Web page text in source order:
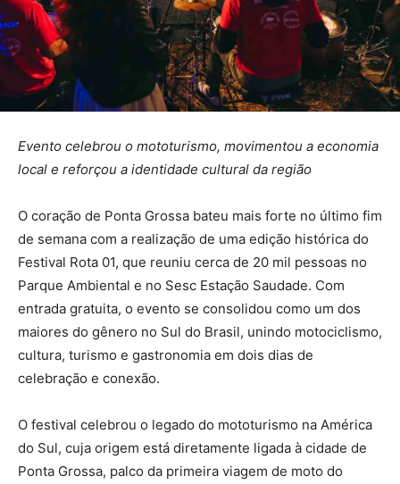
Evento celebrou o mototurismo, movimentou a economia
local e reforçou a identidade cultural da região
O coração de Ponta Grossa bateu mais forte no último fim
de semana com a realização de uma edição histórica do
Festival Rota 01, que reuniu cerca de 20 mil pessoas no
Parque Ambiental e no Sesc Estação Saudade. Com
entrada gratuita, o evento se consolidou como um dos
maiores do gênero no Sul do Brasil, unindo motociclismo,
cultura, turismo e gastronomia em dois dias de
celebração e conexão.
O festival celebrou o legado do mototurismo na América
do Sul, cuja origem está diretamente ligada à cidade de
Ponta Grossa, palco da primeira viagem de moto do